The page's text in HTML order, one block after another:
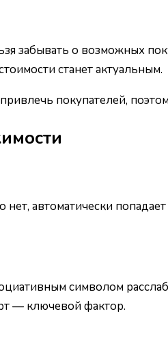
забывать о возможных
станет актуальным.
покупателей,
автоматически
символом
— ключевой фактор.